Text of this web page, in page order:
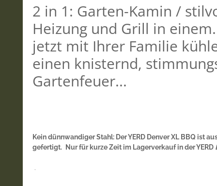
2 in 1: Garten-Kamin /
Heizung und Grill in
jetzt mit Ihrer Familie
einen knisternd,
Gartenfeuer...
Kein dünnwandiger Stahl: Der YERD Denver XL BBQ ist
gefertigt. Nur für kurze Zeit im Lagerverkauf in der YERD
.